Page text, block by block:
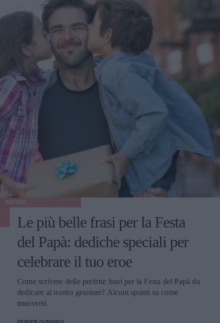
AMORE
Le più belle frasi per la Festa
del Papà: dediche speciali per
celebrare il tuo eroe
Come scrivere delle perfette frasi per la Festa del Papà da
dedicare al nostro genitore? Alcuni spunti su come
muoversi.
PERDITA DURANGO